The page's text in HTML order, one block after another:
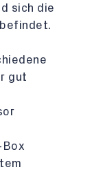
sich die
gut